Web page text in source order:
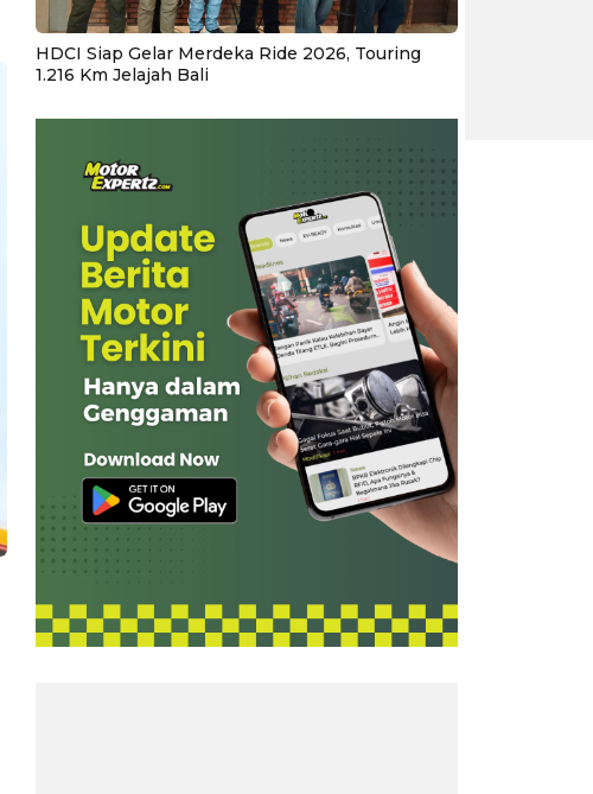
HDCI Siap Gelar Merdeka Ride 2026, Touring
1.216 Km Jelajah Bali